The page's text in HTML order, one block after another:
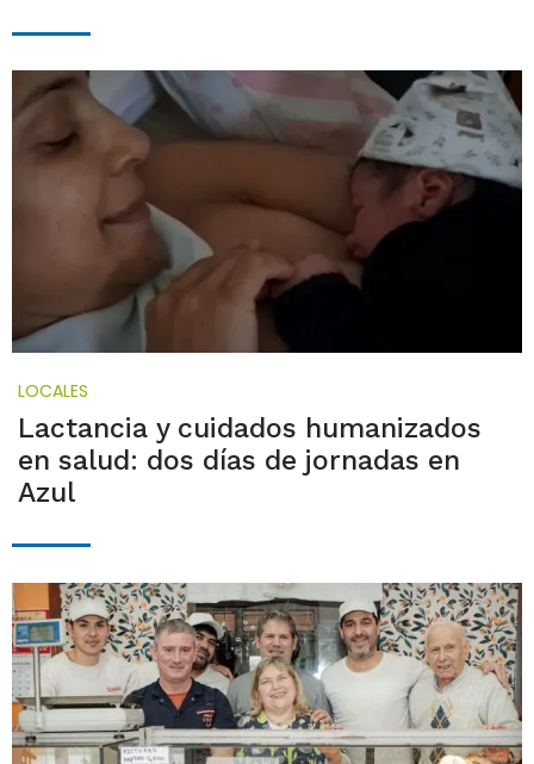
LOCALES
Lactancia y cuidados humanizados
en salud: dos días de jornadas en
Azul